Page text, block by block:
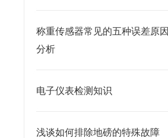
称重传感器常见的五种误差原因
分析
电子仪表检测知识
浅谈如何排除地磅的特殊故障